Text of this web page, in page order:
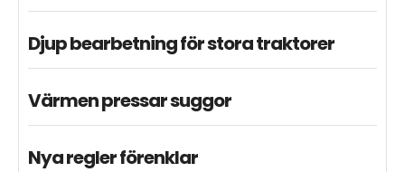
Djup bearbetning för stora traktorer
Värmen pressar suggor
Nya regler förenklar